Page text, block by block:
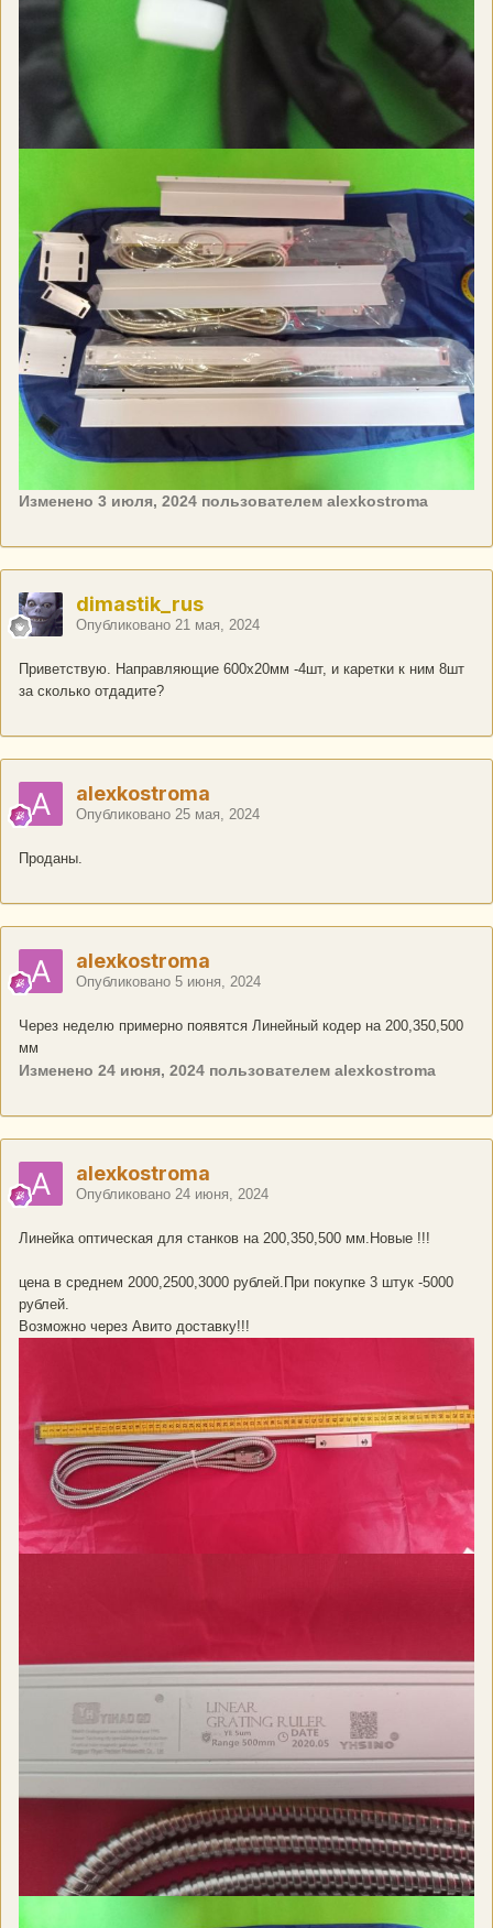
Изменено 3 июля, 2024 пользователем alexkostroma
dimastik_rus
Опубликовано 21 мая, 2024
Приветствую. Направляющие 600х20мм -4шт, и каретки к ним 8шт
за сколько отдадите?
alexkostroma
Опубликовано 25 мая, 2024
Проданы.
alexkostroma
Опубликовано 5 июня, 2024
Через неделю примерно появятся Линейный кодер на 200,350,500
мм
Изменено 24 июня, 2024 пользователем alexkostroma
alexkostroma
Опубликовано 24 июня, 2024
Линейка оптическая для станков на 200,350,500 мм.Новые !!!
цена в среднем 2000,2500,3000 рублей.При покупке 3 штук -5000
рублей.
Возможно через Авито доставку!!!